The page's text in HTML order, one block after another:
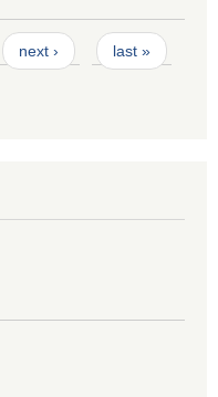
next › last »